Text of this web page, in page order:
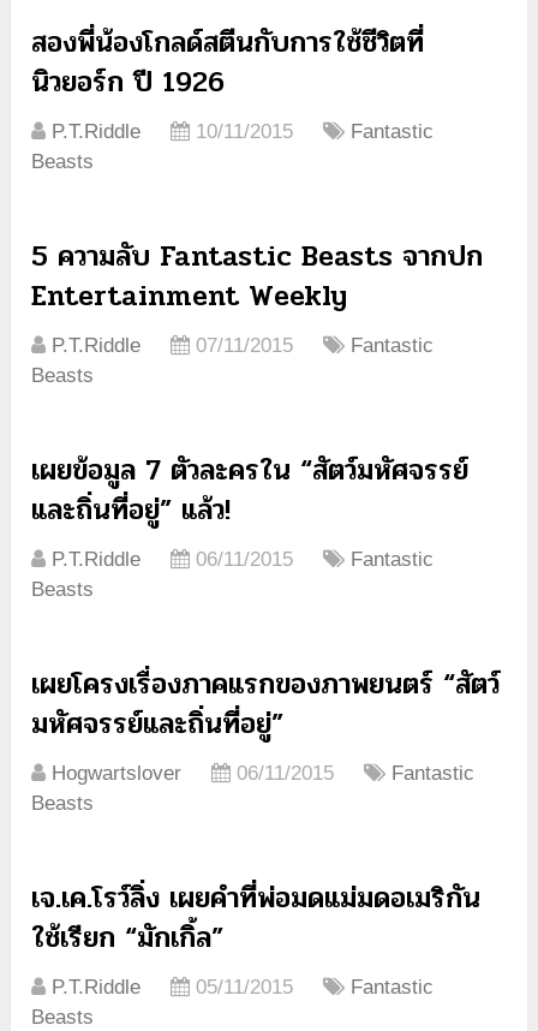
สองพี่น้องโกลด์สตีนกับการใช้ชีวิตที่
นิวยอร์ก ปี 1926
P.T.Riddle 10/11/2015
Fantastic
Beasts
5 ความลับ Fantastic Beasts จากปก
Entertainment Weekly
P.T.Riddle 07/11/2015
Fantastic
Beasts
เผยข้อมูล 7 ตัวละครใน “สัตว์มหัศจรรย์
และถิ่นที่อยู่” แล้ว!
P.T.Riddle 06/11/2015
Fantastic
Beasts
เผยโครงเรื่องภาคแรกของภาพยนตร์ “สัตว์
มหัศจรรย์และถิ่นที่อยู่”
Hogwartslover 06/11/2015
Fantastic
Beasts
เจ.เค.โรว์ลิ่ง เผยคำที่พ่อมดแม่มดอเมริกัน
ใช้เรียก “มักเกิ้ล”
P.T.Riddle 05/11/2015
Fantastic
Beasts